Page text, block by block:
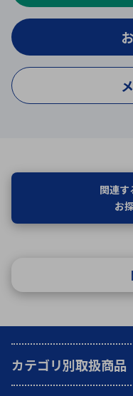
関連す
お
カテゴリ別取扱商品